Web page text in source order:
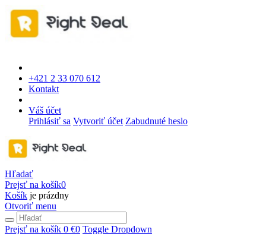
+421 2 33 070 612
Kontakt
Váš účet
Prihlásiť sa Vytvoriť účet Zabudnuté heslo
Hľadať
Prejsť na košík0
Košík je prázdny
Otvoriť menu
Prejsť na košík 0 €0 Toggle Dropdown